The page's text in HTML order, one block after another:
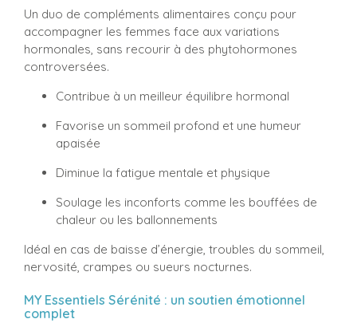
Un duo de compléments alimentaires conçu pour
accompagner les femmes face aux variations
hormonales, sans recourir à des phytohormones
controversées.
Contribue à un meilleur équilibre hormonal
Favorise un sommeil profond et une humeur
apaisée
Diminue la fatigue mentale et physique
Soulage les inconforts comme les bouffées de
chaleur ou les ballonnements
Idéal en cas de baisse d’énergie, troubles du sommeil,
nervosité, crampes ou sueurs nocturnes.
MY Essentiels Sérénité : un soutien émotionnel
complet